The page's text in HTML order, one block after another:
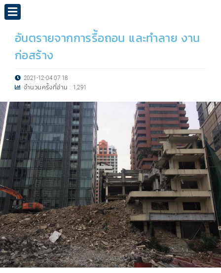
อันตรายจากการรื้อถอน และทำลาย งาน
ก่อสร้าง
2021-12-04 07:18
จำนวนครั้งที่อ่าน : 1,291